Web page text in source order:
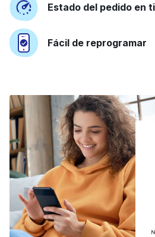
Estado del pedido en
Fácil de reprogramar